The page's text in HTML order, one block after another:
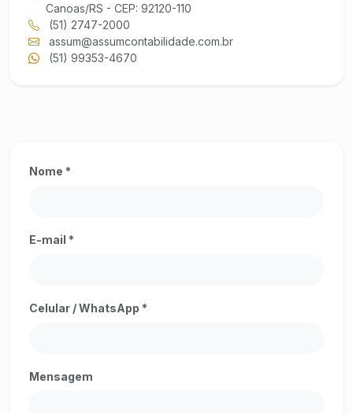
Canoas/RS - CEP: 92120-110
(51) 2747-2000
assum@assumcontabilidade.com.br
(51) 99353-4670
Nome *
E-mail *
Celular / WhatsApp *
Mensagem